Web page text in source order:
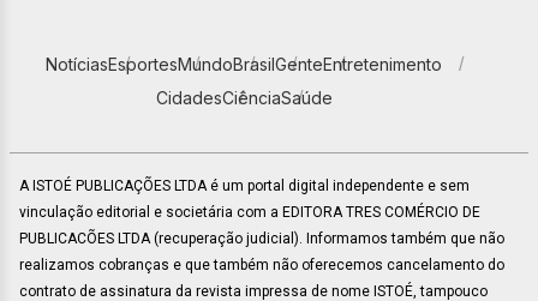
NotíciasEsportesMundoBrasilGenteEntretenimento
CidadesCiênciaSaúde
A ISTOÉ PUBLICAÇÕES LTDA é um portal digital independente e sem
vinculação editorial e societária com a EDITORA TRES COMÉRCIO DE
PUBLICACÕES LTDA (recuperação judicial). Informamos também que não
realizamos cobranças e que também não oferecemos cancelamento do
contrato de assinatura da revista impressa de nome ISTOÉ, tampouco